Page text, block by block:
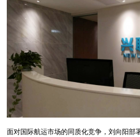
面对国际航运市场的同质化竞争，刘向阳部